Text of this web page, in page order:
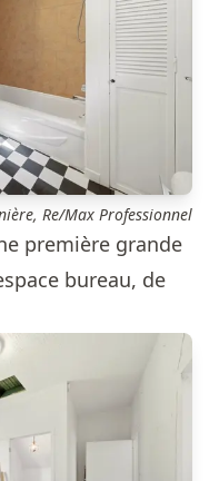
Re/Max Professionnel
première grande
bureau, de